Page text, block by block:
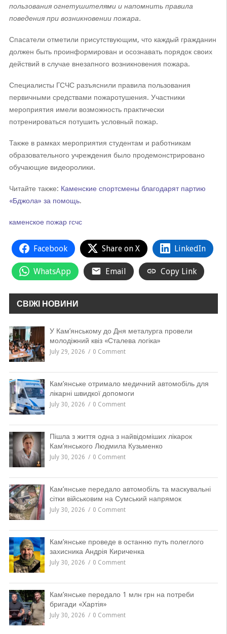
пользования огнетушителями и напомнить правила
поведения при возникновении пожара.
Спасатели отметили присутствующим, что каждый гражданин
должен быть проинформирован и осознавать порядок своих
действий в случае внезапного возникновения пожара.
Специалисты ГСЧС разъяснили правила пользования
первичными средствами пожаротушения. Участники
мероприятия имели возможность практически
потренироваться потушить условный пожар.
Также в рамках мероприятия студентам и работникам
образовательного учреждения было продемонстрировано
обучающие видеоролики.
Читайте также: Каменские спортсмены благодарят партию
«Бджола» за помощь.
каменское пожар гсчс
Facebook Share on X LinkedIn
WhatsApp Email Copy Link
СВІЖІ НОВИНИ
У Кам’янському до Дня металурга провели
молодіжний квіз «Сталева логіка»
July 29, 2026 0 Comment
Кам’янське отримало медичний автомобіль для
лікарні швидкої допомоги
July 30, 2026 0 Comment
Пішла з життя одна з найвідоміших лікарок
Кам’янського Людмила Кузьменко
July 30, 2026 0 Comment
Кам’янське передало автомобіль та маскувальні
сітки військовим на Сумський напрямок
July 30, 2026 0 Comment
Кам’янське проведе в останню путь полеглого
захисника Андрія Кириченка
July 30, 2026 0 Comment
Кам’янське передало 1 млн грн на потреби
бригади «Хартія»
July 30, 2026 0 Comment